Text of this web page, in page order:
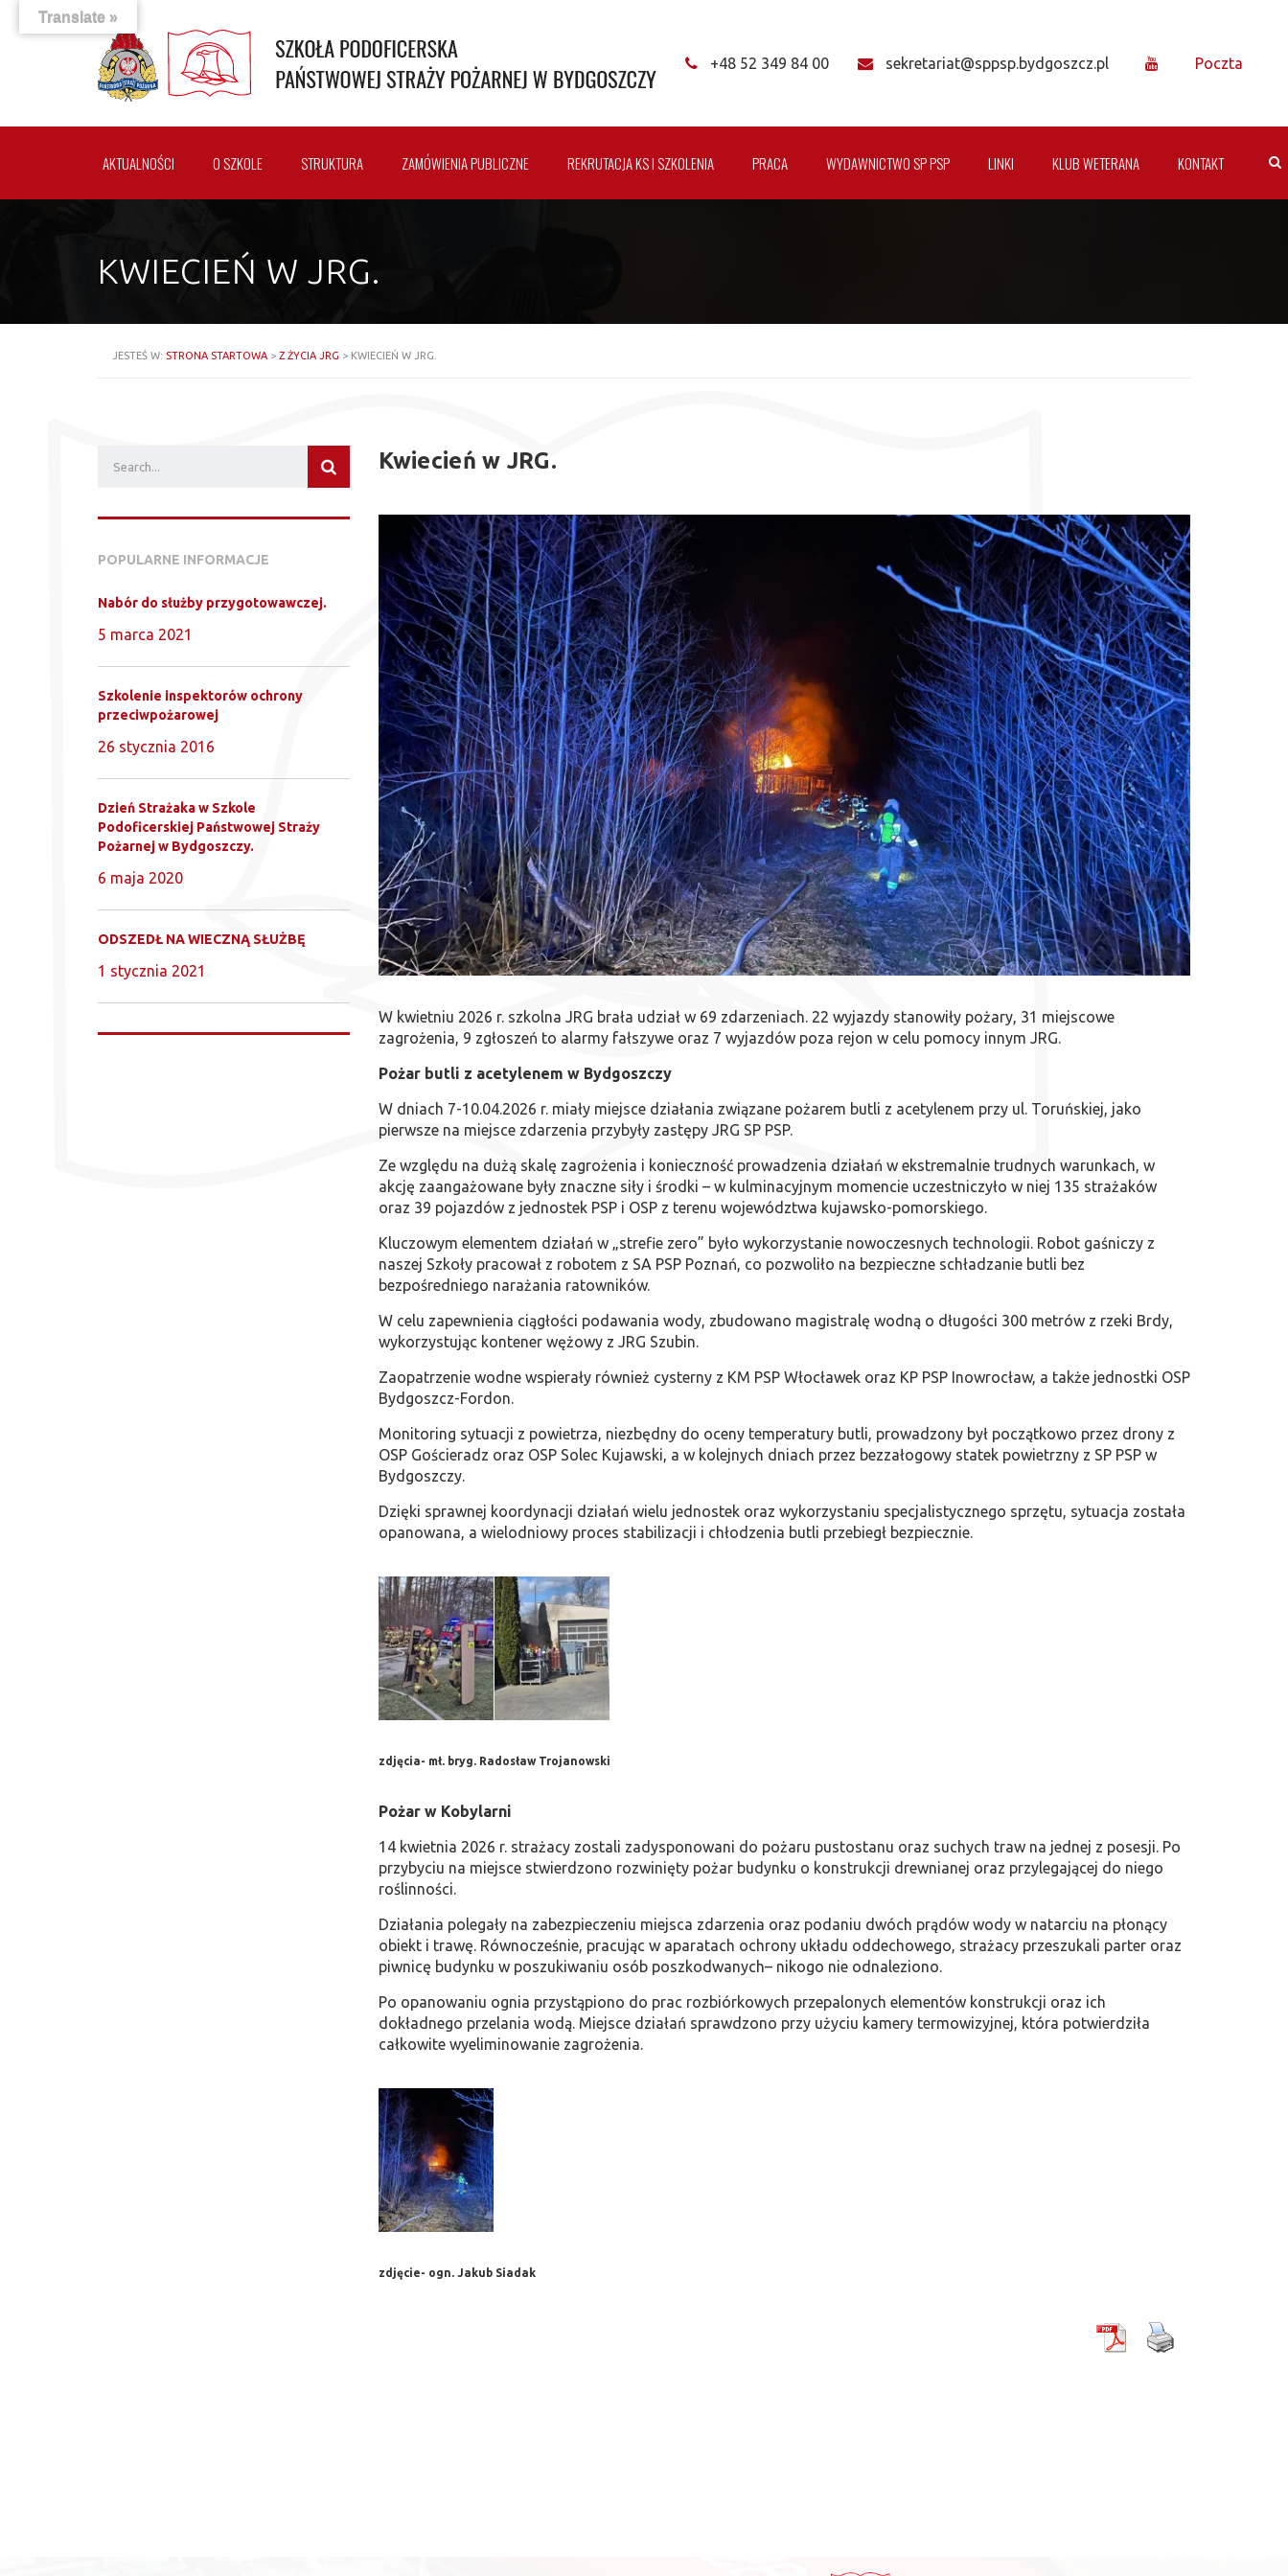
+48 52 349 84 00 sekretariat@sppsp.bydgoszcz.pl Poczta
AKTUALNOŚCI O SZKOLE STRUKTURA ZAMÓWIENIA PUBLICZNE REKRUTACJA KS I SZKOLENIA PRACA WYDAWNICTWO SP PSP LINKI KLUB WETERANA KONTAKT
KWIECIEŃ W JRG.
JESTEŚ W: STRONA STARTOWA > Z ŻYCIA JRG > KWIECIEŃ W JRG.
Kwiecień w JRG.
W kwietniu 2026 r. szkolna JRG brała udział w 69 zdarzeniach. 22 wyjazdy stanowiły pożary, 31 miejscowe
zagrożenia, 9 zgłoszeń to alarmy fałszywe oraz 7 wyjazdów poza rejon w celu pomocy innym JRG.
Pożar butli z acetylenem w Bydgoszczy
W dniach 7-10.04.2026 r. miały miejsce działania związane pożarem butli z acetylenem przy ul. Toruńskiej, jako
pierwsze na miejsce zdarzenia przybyły zastępy JRG SP PSP.
Ze względu na dużą skalę zagrożenia i konieczność prowadzenia działań w ekstremalnie trudnych warunkach, w
akcję zaangażowane były znaczne siły i środki – w kulminacyjnym momencie uczestniczyło w niej 135 strażaków
oraz 39 pojazdów z jednostek PSP i OSP z terenu województwa kujawsko-pomorskiego.
Kluczowym elementem działań w „strefie zero” było wykorzystanie nowoczesnych technologii. Robot gaśniczy z
naszej Szkoły pracował z robotem z SA PSP Poznań, co pozwoliło na bezpieczne schładzanie butli bez
bezpośredniego narażania ratowników.
W celu zapewnienia ciągłości podawania wody, zbudowano magistralę wodną o długości 300 metrów z rzeki Brdy,
wykorzystując kontener wężowy z JRG Szubin.
Zaopatrzenie wodne wspierały również cysterny z KM PSP Włocławek oraz KP PSP Inowrocław, a także jednostki OSP
Bydgoszcz-Fordon.
Monitoring sytuacji z powietrza, niezbędny do oceny temperatury butli, prowadzony był początkowo przez drony z
OSP Gościeradz oraz OSP Solec Kujawski, a w kolejnych dniach przez bezzałogowy statek powietrzny z SP PSP w
Bydgoszczy.
Dzięki sprawnej koordynacji działań wielu jednostek oraz wykorzystaniu specjalistycznego sprzętu, sytuacja została
opanowana, a wielodniowy proces stabilizacji i chłodzenia butli przebiegł bezpiecznie.
zdjęcia- mł. bryg. Radosław Trojanowski
Pożar w Kobylarni
14 kwietnia 2026 r. strażacy zostali zadysponowani do pożaru pustostanu oraz suchych traw na jednej z posesji. Po
przybyciu na miejsce stwierdzono rozwinięty pożar budynku o konstrukcji drewnianej oraz przylegającej do niego
roślinności.
Działania polegały na zabezpieczeniu miejsca zdarzenia oraz podaniu dwóch prądów wody w natarciu na płonący
obiekt i trawę. Równocześnie, pracując w aparatach ochrony układu oddechowego, strażacy przeszukali parter oraz
piwnicę budynku w poszukiwaniu osób poszkodwanych– nikogo nie odnaleziono.
Po opanowaniu ognia przystąpiono do prac rozbiórkowych przepalonych elementów konstrukcji oraz ich
dokładnego przelania wodą. Miejsce działań sprawdzono przy użyciu kamery termowizyjnej, która potwierdziła
całkowite wyeliminowanie zagrożenia.
zdjęcie- ogn. Jakub Siadak
POPULARNE INFORMACJE
Nabór do służby przygotowawczej.
5 marca 2021
Szkolenie inspektorów ochrony
przeciwpożarowej
26 stycznia 2016
Dzień Strażaka w Szkole
Podoficerskiej Państwowej Straży
Pożarnej w Bydgoszczy.
6 maja 2020
ODSZEDŁ NA WIECZNĄ SŁUŻBĘ
1 stycznia 2021
Translate »